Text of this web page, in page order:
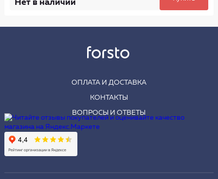
Нет в наличии
ОПЛАТА И ДОСТАВКА
КОНТАКТЫ
ВОПРОСЫ И ОТВЕТЫ